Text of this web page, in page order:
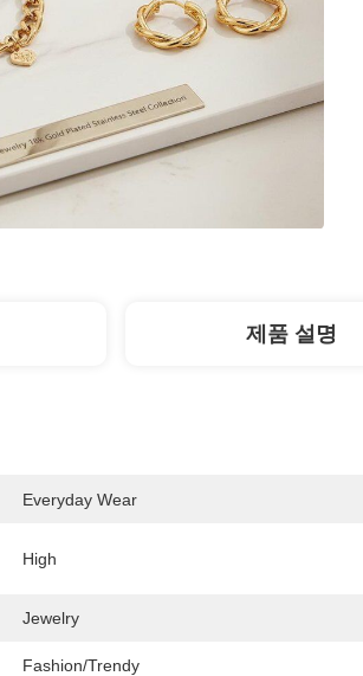
제품 설명
Everyday Wear
High
Jewelry
Fashion/Trendy